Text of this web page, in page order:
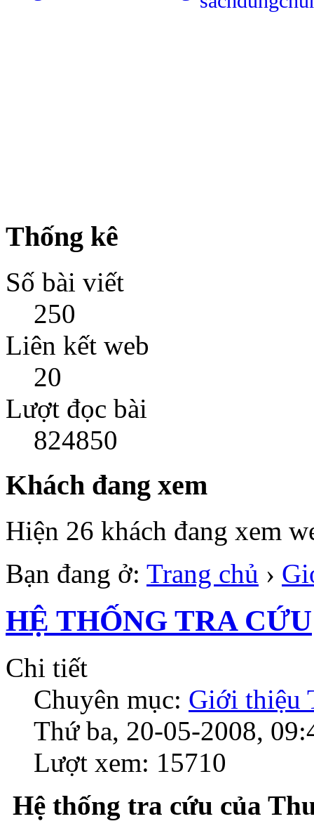
Thống kê
Số bài viết
250
Liên kết web
20
Lượt đọc bài
824850
Khách đang xem
Hiện 26 khách đang xem
Bạn đang ở: Trang chủ ›
HỆ THỐNG TRA CỨU
Chi tiết
Chuyên mục: Giới thiệu
Thứ ba, 20-05-2008,
Lượt xem: 15710
Hệ thống tra cứu của